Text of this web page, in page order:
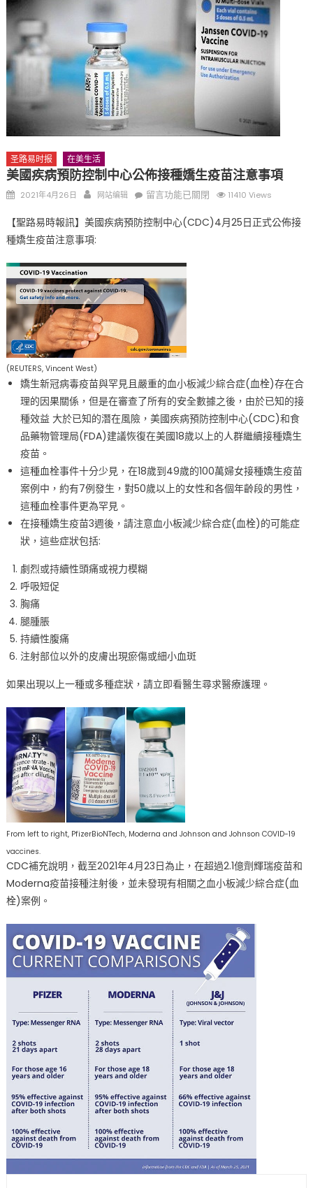
执掌密苏里植物园近四十年 致力推动全球植物多样性研究与中美
合作 Peter Raven 博士逝世 享年89岁
一晃三十年，初夏又相逢。中华日，等你来赴约 —— 密苏里植物
园“中华日三十周年特别报道（五）
筝声与琴韵交汇：刘励(Li Statler)与钢琴家Darek演绎一场古筝
与钢琴的精彩对话
圣路易时报 在美生活
美國疾病預防控制中心公佈接種嬌生疫苗注意事項
Posted
2021年4月26日 Author
网站编辑
在
國
防
控
制
中
心
佈
接
種
嬌
疫
苗
事
中
留言功能已關閉 11410 Views
【聖路易時報訊】美國疾病預防控制中心(CDC)4月25日正式公佈接
種嬌生疫苗注意事項:
(REUTERS, Vincent West)
嬌生新冠病毒疫苗與罕見且嚴重的血小板減少綜合症(血栓)存在合
理的因果關係，但是在審查了所有的安全數據之後，由於已知的接
種效益 大於已知的潛在風險，美國疾病預防控制中心(CDC)和食
品藥物管理局(FDA)建議恢復在美國18歲以上的人群繼續接種嬌生
疫苗。
這種血栓事件十分少見，在18歲到49歲的100萬婦女接種嬌生疫苗
案例中，約有7例發生，對50歲以上的女性和各個年齡段的男性，
這種血栓事件更為罕見。
在接種嬌生疫苗3週後，請注意血小板減少綜合症(血栓)的可能症
狀，這些症狀包括:
劇烈或持續性頭痛或視力模糊
呼吸短促
胸痛
腿腫脹
持續性腹痛
注射部位以外的皮膚出現瘀傷或細小血斑
如果出現以上一種或多種症狀，請立即看醫生尋求醫療護理。
From left to right, PfizerBioNTech, Moderna and Johnson and Johnson COVID-19
vaccines.
CDC補充說明，截至2021年4月23日為止，在超過2.1億劑輝瑞疫苗和
Moderna疫苗接種注射後，並未發現有相關之血小板減少綜合症(血
栓)案例。